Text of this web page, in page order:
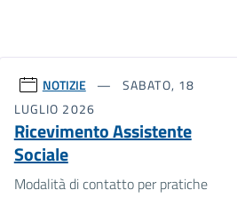
NOTIZIE
SABATO, 18
LUGLIO 2026
Ricevimento Assistente
Sociale
Modalità di contatto per pratiche